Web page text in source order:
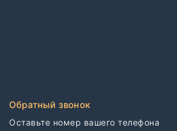
Обратный звонок
Оставьте номер вашего телефона